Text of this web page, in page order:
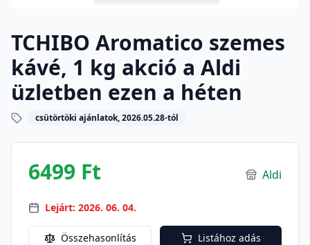
TCHIBO Aromatico szemes
kávé, 1 kg akció a Aldi
üzletben ezen a héten
csütörtöki ajánlatok, 2026.05.28-tól
6499 Ft Aldi
Lejárt: 2026. 06. 04.
Összehasonlítás Listához adás